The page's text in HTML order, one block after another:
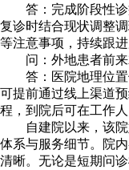
答：完成阶段性诊
复诊时结合现状调整
等注意事项，持续跟
问：外地患者前来
答：医院地理位置
可提前通过线上渠道
程，到院后可在工作
自建院以来，该院
体系与服务细节。院
清晰。无论是短期问